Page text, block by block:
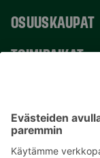
OSUUSKAUPAT
TOIMIPAIKAT